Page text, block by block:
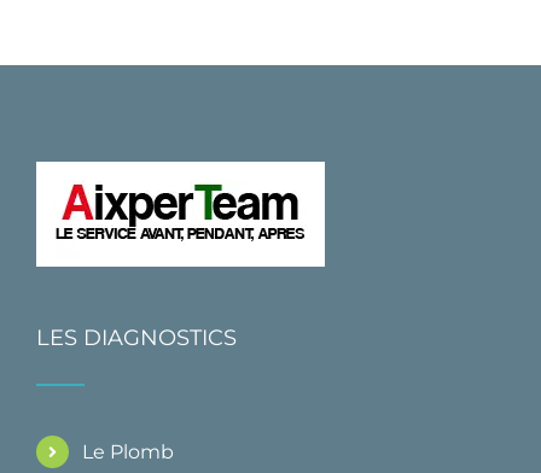
LES DIAGNOSTICS
Le Plomb